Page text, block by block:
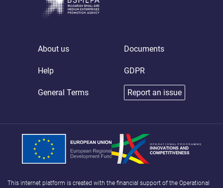
About us
Help
General Terms
Documents
GDPR
Report an issue
This internet platform is created with the financial support of the Operational